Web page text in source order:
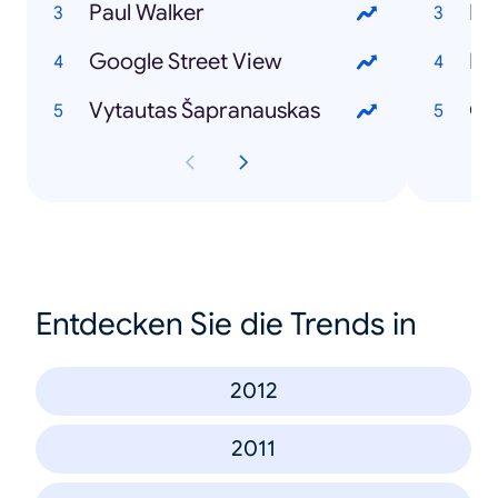
Paul Walker
Google Street View
Vytautas Šapranauskas
Entdecken Sie die Trends in
2012
2011